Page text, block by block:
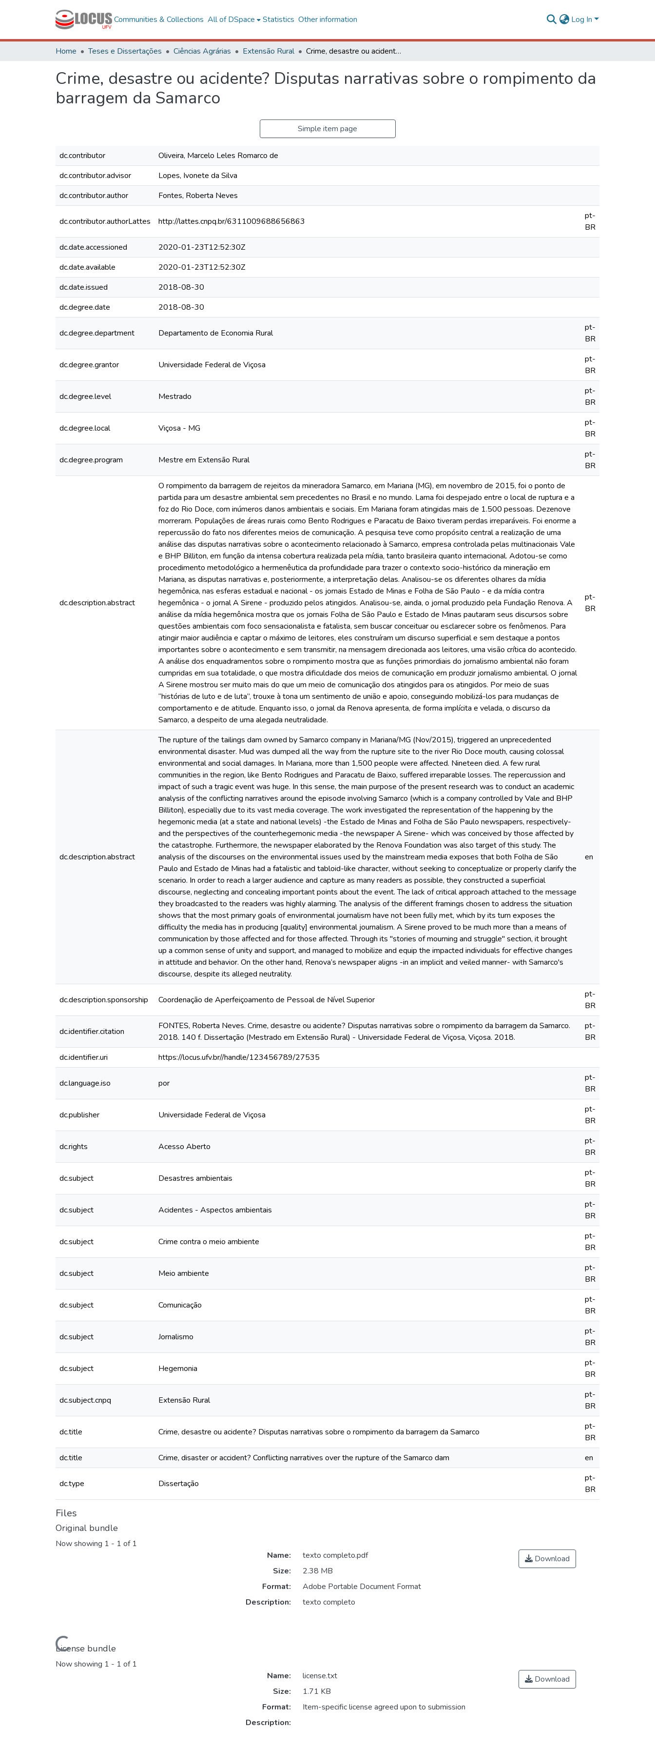
Communities & Collections All of DSpace Statistics Other information Log In
Home Teses e Dissertações Ciências Agrárias Extensão Rural Crime, desastre ou acidente? Disputas narrativas sobre o rompimento da barragem da Samarco
Crime, desastre ou acidente? Disputas narrativas sobre o rompimento da
barragem da Samarco
Simple item page
dc.contributor
Oliveira, Marcelo Leles Romarco de
dc.contributor.advisor
Lopes, Ivonete da Silva
dc.contributor.author
Fontes, Roberta Neves
dc.contributor.authorLattes http://lattes.cnpq.br/6311009688656863
pt-
BR
dc.date.accessioned
2020-01-23T12:52:30Z
dc.date.available
2020-01-23T12:52:30Z
dc.date.issued
2018-08-30
dc.degree.date
2018-08-30
dc.degree.department Departamento de Economia Rural
pt-
BR
dc.degree.grantor Universidade Federal de Viçosa
pt-
BR
dc.degree.level Mestrado
pt-
BR
dc.degree.local Viçosa - MG
pt-
BR
dc.degree.program Mestre em Extensão Rural
pt-
BR
dc.description.abstract
O rompimento da barragem de rejeitos da mineradora Samarco, em Mariana (MG), em novembro de 2015, foi o ponto de
partida para um desastre ambiental sem precedentes no Brasil e no mundo. Lama foi despejado entre o local de ruptura e a
foz do Rio Doce, com inúmeros danos ambientais e sociais. Em Mariana foram atingidas mais de 1.500 pessoas. Dezenove
morreram. Populações de áreas rurais como Bento Rodrigues e Paracatu de Baixo tiveram perdas irreparáveis. Foi enorme a
repercussão do fato nos diferentes meios de comunicação. A pesquisa teve como propósito central a realização de uma
análise das disputas narrativas sobre o acontecimento relacionado à Samarco, empresa controlada pelas multinacionais Vale
e BHP Billiton, em função da intensa cobertura realizada pela mídia, tanto brasileira quanto internacional. Adotou-se como
procedimento metodológico a hermenêutica da profundidade para trazer o contexto socio-histórico da mineração em
Mariana, as disputas narrativas e, posteriormente, a interpretação delas. Analisou-se os diferentes olhares da mídia
hegemônica, nas esferas estadual e nacional - os jornais Estado de Minas e Folha de São Paulo - e da mídia contra
hegemônica - o jornal A Sirene - produzido pelos atingidos. Analisou-se, ainda, o jornal produzido pela Fundação Renova. A
análise da mídia hegemônica mostra que os jornais Folha de São Paulo e Estado de Minas pautaram seus discursos sobre
questões ambientais com foco sensacionalista e fatalista, sem buscar conceituar ou esclarecer sobre os fenômenos. Para
atingir maior audiência e captar o máximo de leitores, eles construíram um discurso superficial e sem destaque a pontos
importantes sobre o acontecimento e sem transmitir, na mensagem direcionada aos leitores, uma visão crítica do acontecido.
A análise dos enquadramentos sobre o rompimento mostra que as funções primordiais do jornalismo ambiental não foram
cumpridas em sua totalidade, o que mostra dificuldade dos meios de comunicação em produzir jornalismo ambiental. O jornal
A Sirene mostrou ser muito mais do que um meio de comunicação dos atingidos para os atingidos. Por meio de suas
“histórias de luto e de luta”, trouxe à tona um sentimento de união e apoio, conseguindo mobilizá-los para mudanças de
comportamento e de atitude. Enquanto isso, o jornal da Renova apresenta, de forma implícita e velada, o discurso da
Samarco, a despeito de uma alegada neutralidade.
pt-
BR
dc.description.abstract
The rupture of the tailings dam owned by Samarco company in Mariana/MG (Nov/2015), triggered an unprecedented
environmental disaster. Mud was dumped all the way from the rupture site to the river Rio Doce mouth, causing colossal
environmental and social damages. In Mariana, more than 1,500 people were affected. Nineteen died. A few rural
communities in the region, like Bento Rodrigues and Paracatu de Baixo, suffered irreparable losses. The repercussion and
impact of such a tragic event was huge. In this sense, the main purpose of the present research was to conduct an academic
analysis of the conflicting narratives around the episode involving Samarco (which is a company controlled by Vale and BHP
Billiton), especially due to its vast media coverage. The work investigated the representation of the happening by the
hegemonic media (at a state and national levels) -the Estado de Minas and Folha de São Paulo newspapers, respectively-
and the perspectives of the counterhegemonic media -the newspaper A Sirene- which was conceived by those affected by
the catastrophe. Furthermore, the newspaper elaborated by the Renova Foundation was also target of this study. The
analysis of the discourses on the environmental issues used by the mainstream media exposes that both Folha de São
Paulo and Estado de Minas had a fatalistic and tabloid-like character, without seeking to conceptualize or properly clarify the
scenario. In order to reach a larger audience and capture as many readers as possible, they constructed a superficial
discourse, neglecting and concealing important points about the event. The lack of critical approach attached to the message
they broadcasted to the readers was highly alarming. The analysis of the different framings chosen to address the situation
shows that the most primary goals of environmental journalism have not been fully met, which by its turn exposes the
difficulty the media has in producing [quality] environmental journalism. A Sirene proved to be much more than a means of
communication by those affected and for those affected. Through its "stories of mourning and struggle" section, it brought
up a common sense of unity and support, and managed to mobilize and equip the impacted individuals for effective changes
in attitude and behavior. On the other hand, Renova’s newspaper aligns -in an implicit and veiled manner- with Samarco's
discourse, despite its alleged neutrality.
en
dc.description.sponsorship Coordenação de Aperfeiçoamento de Pessoal de Nível Superior
pt-
BR
dc.identifier.citation
FONTES, Roberta Neves. Crime, desastre ou acidente? Disputas narrativas sobre o rompimento da barragem da Samarco.
2018. 140 f. Dissertação (Mestrado em Extensão Rural) - Universidade Federal de Viçosa, Viçosa. 2018.
pt-
BR
dc.identifier.uri
https://locus.ufv.br//handle/123456789/27535
dc.language.iso por
pt-
BR
dc.publisher Universidade Federal de Viçosa
pt-
BR
dc.rights Acesso Aberto
pt-
BR
dc.subject Desastres ambientais
pt-
BR
dc.subject Acidentes - Aspectos ambientais
pt-
BR
dc.subject Crime contra o meio ambiente
pt-
BR
dc.subject Meio ambiente
pt-
BR
dc.subject Comunicação
pt-
BR
dc.subject Jornalismo
pt-
BR
dc.subject Hegemonia
pt-
BR
dc.subject.cnpq Extensão Rural
pt-
BR
dc.title Crime, desastre ou acidente? Disputas narrativas sobre o rompimento da barragem da Samarco
pt-
BR
dc.title
Crime, disaster or accident? Conflicting narratives over the rupture of the Samarco dam en
dc.type Dissertação
pt-
BR
Files
Original bundle
Now showing 1 - 1 of 1
Loading...
Name:
texto completo.pdf
Size:
2.38 MB
Format:
Adobe Portable Document Format
Description:
texto completo
Download
License bundle
Now showing 1 - 1 of 1
Name:
license.txt
Size:
1.71 KB
Format:
Item-specific license agreed upon to submission
Description:
Download